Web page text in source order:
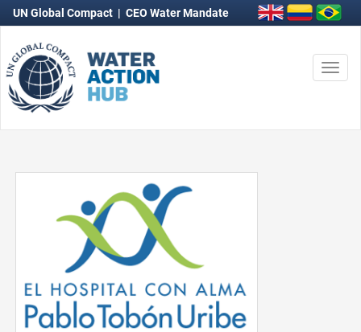
UN Global Compact | CEO Water Mandate